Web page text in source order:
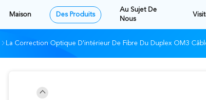
Maison Des Produits
Au Sujet De
Nous
La Correction Optique D'intérieur De Fibre Du Duplex OM3